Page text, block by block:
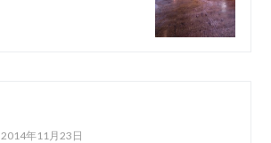
2014年11月23日